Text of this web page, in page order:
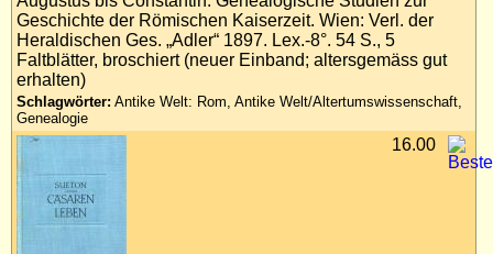
Geschichte der Römischen Kaiserzeit. Wien: Verl. der
Heraldischen Ges. „Adler“ 1897. Lex.-8°. 54 S., 5
Faltblätter, broschiert (neuer Einband; altersgemäss gut
erhalten)
Schlagwörter: Antike Welt: Rom, Antike Welt/Altertumswissenschaft,
Genealogie
16.00